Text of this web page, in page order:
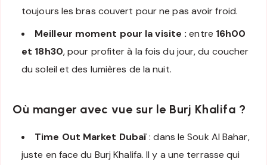
toujours les bras couvert pour ne pas avoir froid.
Meilleur moment pour la visite : entre 16h00
et 18h30, pour profiter à la fois du jour, du coucher
du soleil et des lumières de la nuit.
Où manger avec vue sur le Burj Khalifa ?
Time Out Market Dubaï: dans le Souk Al Bahar,
juste en face du Burj Khalifa. Il y a une terrasse qui